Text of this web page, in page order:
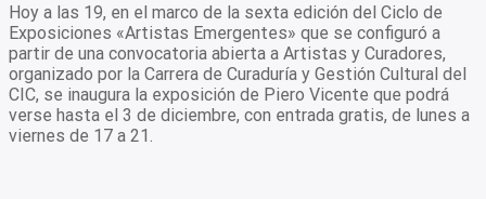
Hoy a las 19, en el marco de la sexta edición del Ciclo de
Exposiciones «Artistas Emergentes» que se configuró a
partir de una convocatoria abierta a Artistas y Curadores,
organizado por la Carrera de Curaduría y Gestión Cultural del
CIC, se inaugura la exposición de Piero Vicente que podrá
verse hasta el 3 de diciembre, con entrada gratis, de lunes a
viernes de 17 a 21.